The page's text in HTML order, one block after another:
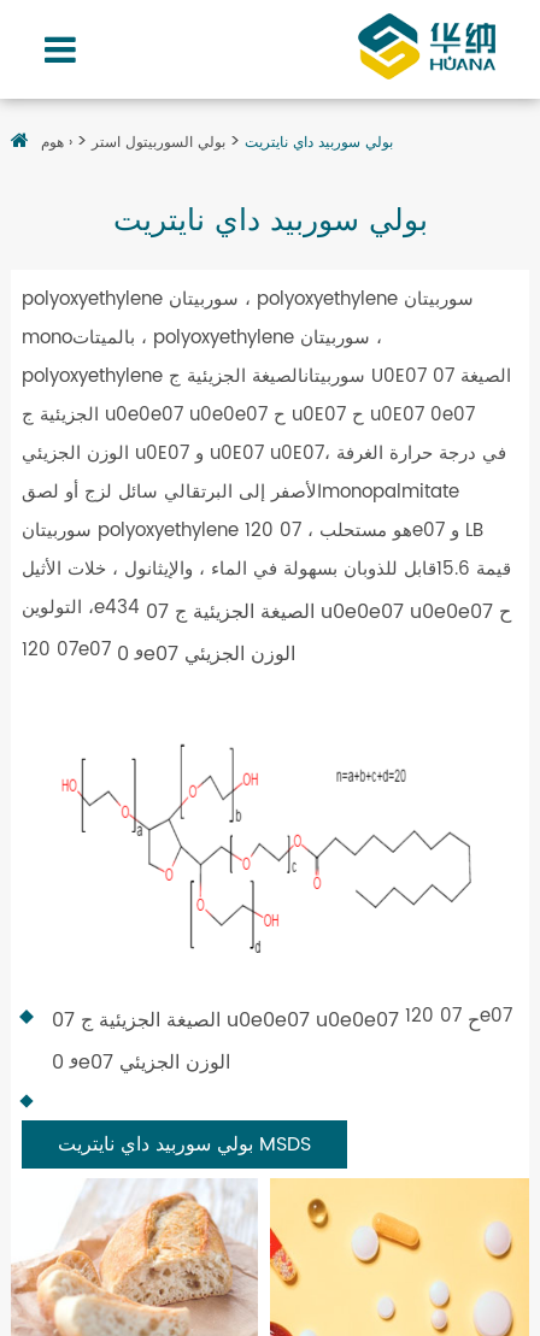
هوم › بولي السوربيتول استر بولي سوربيد داي نايتريت
بولي سوربيد داي نايتريت
polyoxyethylene سوربيتان ، polyoxyethylene سوربيتان
monoبالميتات ، polyoxyethylene سوربيتان ،
polyoxyethylene سوربيتانالصيغة الجزيئية ج U0E07 07 الصيغة
الجزيئية ج u0e0e07 u0e0e07 ح u0E07 ح u0E07 0e07
الوزن الجزيئي u0E07 و u0E07 u0E07في درجة حرارة الغرفة ،
الأصفر إلى البرتقالي سائل لزج أو لصقmonopalmitate
سوربيتان polyoxyethylene هو مستحلب ، 07 120e07 و LB
قيمة 15.6قابل للذوبان بسهولة في الماء ، والإيثانول ، خلات الأثيل
، التولوينe434
07 الصيغة الجزيئية ج u0e0e07 u0e0e07 ح
07 120e07 و 0e07 الوزن الجزيئي
07 الصيغة الجزيئية ج u0e0e07 u0e0e07 ح
07 120e07
و
0e07 الوزن الجزيئي
بولي سوربيد داي نايتريت MSDS